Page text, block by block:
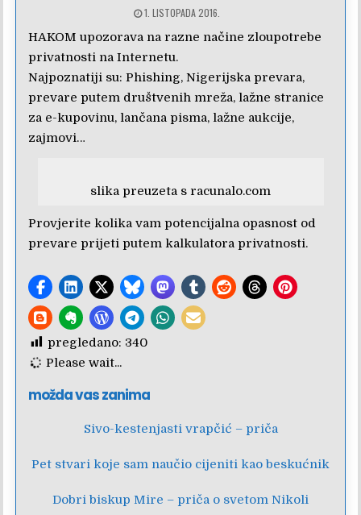
1. LISTOPADA 2016.
HAKOM upozorava na razne načine zloupotrebe
privatnosti na Internetu.
Najpoznatiji su: Phishing, Nigerijska prevara,
prevare putem društvenih mreža, lažne stranice
za e-kupovinu, lančana pisma, lažne aukcije,
zajmovi…
slika preuzeta s racunalo.com
Provjerite kolika vam potencijalna opasnost od
prevare prijeti putem kalkulatora privatnosti.
pregledano: 340
Please wait...
možda vas zanima
Sivo-kestenjasti vrapčić – priča
Pet stvari koje sam naučio cijeniti kao beskućnik
Dobri biskup Mire – priča o svetom Nikoli